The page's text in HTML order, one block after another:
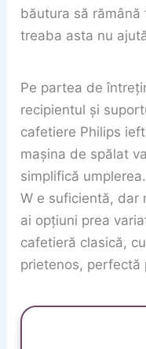
băutura să
treaba asta nu
Pe partea de
recipientul și
cafetiere Philips
mașina de spălat
simplifică
W e suficientă, dar
ai opțiuni prea
cafetieră clasică,
prietenos, perfectă